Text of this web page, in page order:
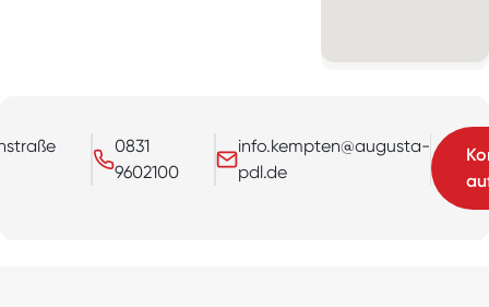
0831
9602100
info.kempten@augusta-
pdl.de